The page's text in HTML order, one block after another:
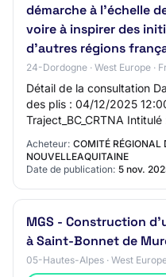
démarche à l’échelle
voire à inspirer des
d’autres régions
24-Dordogne · West Europe ·
Détail de la consultation
des plis : 04/12/2025
Traject_BC_CRTNA
définition de trajectoires
Acheteur: COMITÉ RÉGIONAL
NOUVELLEAQUITAINE
Date de publication: 5 nov.
MGS - Construction
à Saint-Bonnet de
05-Hautes-Alpes · West